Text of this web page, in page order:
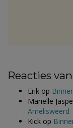
Reacties
Erik op
Marielle
Amelisweerd
Kick op